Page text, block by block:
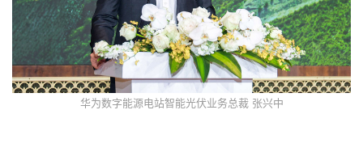
华为数字能源电站智能光伏业务总裁 张兴中